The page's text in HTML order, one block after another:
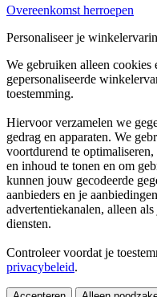
Overeenkomst herroepen
Personaliseer je
We gebruiken alleen cookies
gepersonaliseerde
toestemming.
Hiervoor verzamelen we
gedrag en apparaten. We
voortdurend te optimaliseren,
en inhoud te tonen en om
kunnen jouw gecodeerde
aanbieders en je
advertentiekanalen, alleen
diensten.
Controleer voordat je
privacybeleid.